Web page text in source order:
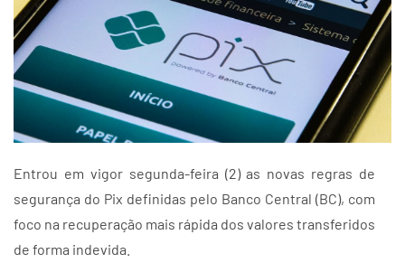
Entrou em vigor segunda-feira (2) as novas regras de
segurança do Pix definidas pelo Banco Central (BC), com
foco na recuperação mais rápida dos valores transferidos
de forma indevida.